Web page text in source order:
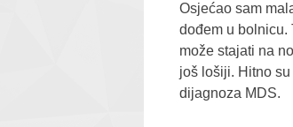
Osjećao sam
dođem u bolnicu.
može stajati na
još lošiji. Hitno
dijagnoza MDS.